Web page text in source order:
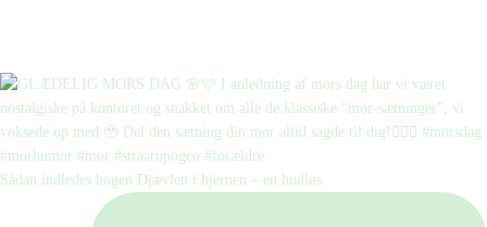
Sådan indledes bogen Djævlen i hjernen – en hudløs